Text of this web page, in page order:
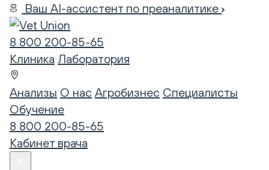
Ваш AI-ассистент по преаналитике
8 800 200-85-65
Клиника Лаборатория
Анализы О нас Агробизнес Специалисты
Обучение
8 800 200-85-65
Кабинет врача